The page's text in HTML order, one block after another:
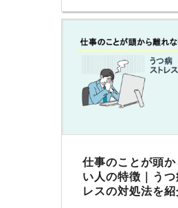
仕事のことが頭
い人の特徴｜うつ
レスの対処法を